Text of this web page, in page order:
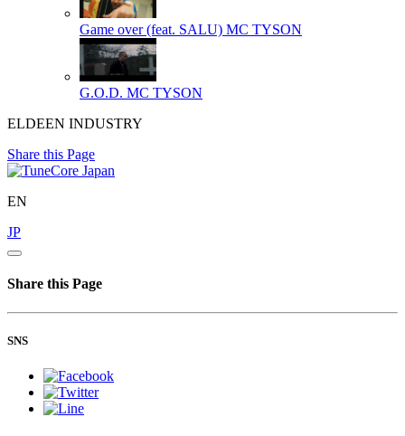
Game over (feat. SALU) MC TYSON
G.O.D. MC TYSON
ELDEEN INDUSTRY
Share this Page
EN
JP
Share this Page
SNS